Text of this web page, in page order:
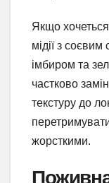
Якщо
мідії з
імбиром та
частково
текстуру до
жорсткими.